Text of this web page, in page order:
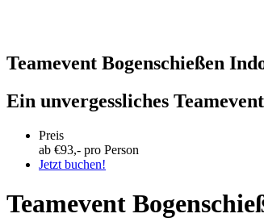
Teamevent Bogenschießen
Ein unvergessliches Teamevent
Preis
ab €93,- pro Person
Jetzt buchen!
Teamevent